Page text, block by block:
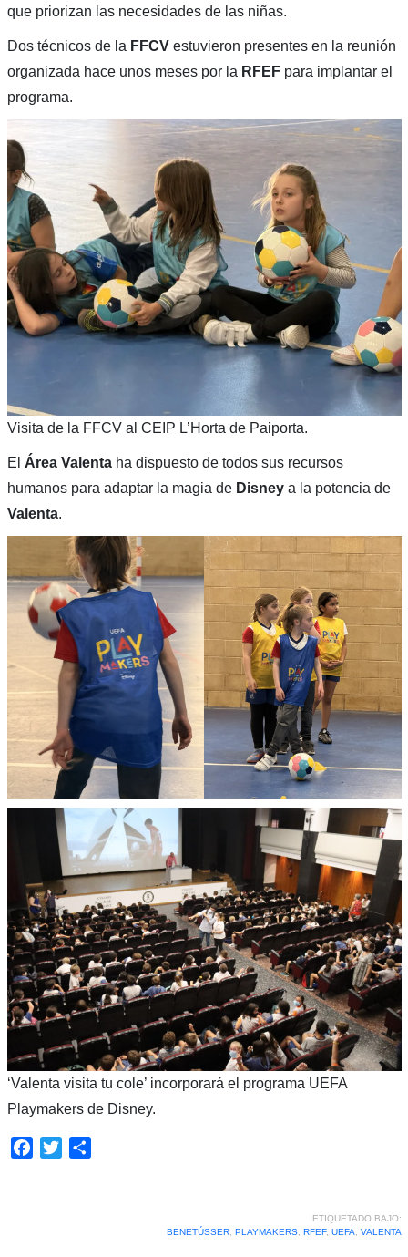
que priorizan las necesidades de las niñas.
Dos técnicos de la FFCVestuvieron presentes en la reunión
organizada hace unos meses por la RFEFpara implantar el
programa.
Visita de la FFCV al CEIP L’Horta de Paiporta.
El Área Valentaha dispuesto de todos sus recursos
humanos para adaptar la magia de Disneya la potencia de
Valenta.
‘Valenta visita tu cole’ incorporará el programa UEFA
Playmakers de Disney.
Facebook
Twitter
ETIQUETADO BAJO:
BENETÚSSER, PLAYMAKERS, RFEF, UEFA VALENTA